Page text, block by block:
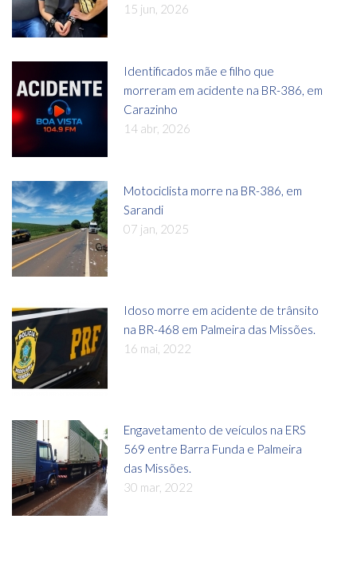
15 jun, 2026
Identificados mãe e filho que
morreram em acidente na BR-386, em
Carazinho
14 abr, 2026
Motociclista morre na BR-386, em
Sarandi
07 jan, 2025
Idoso morre em acidente de trânsito
na BR-468 em Palmeira das Missões.
16 mai, 2022
Engavetamento de veículos na ERS
569 entre Barra Funda e Palmeira
das Missões.
30 mar, 2022